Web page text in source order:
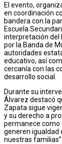
El evento,
en coordinación
bandera con la
Escuela
interpretación del
por la Banda de
autoridades
educativo, así
cercanía con las
desarrollo social.
Durante su
Álvarez destacó
Zapata sigue
y su derecho a
permanece como
generen igualdad
nuestras familias”.